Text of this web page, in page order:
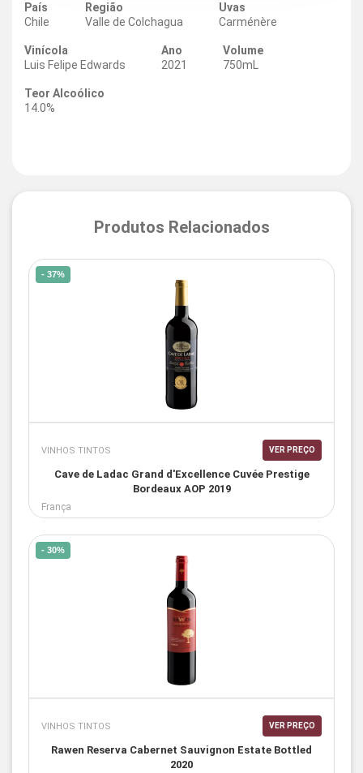
País
Chile
Região
Valle de Colchagua
Uvas
Carménère
Vinícola
Luis Felipe Edwards
Ano
2021
Volume
750mL
Teor Alcoólico
14.0%
Produtos Relacionados
- 37%
VINHOS TINTOS VER PREÇO
Cave de Ladac Grand d'Excellence Cuvée Prestige
Bordeaux AOP 2019
França
- 30%
VINHOS TINTOS VER PREÇO
Rawen Reserva Cabernet Sauvignon Estate Bottled
2020